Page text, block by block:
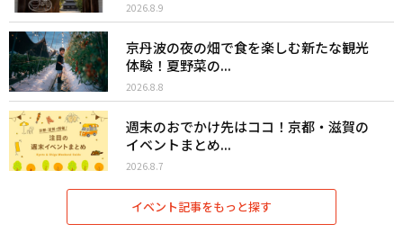
2026.8.9
京丹波の夜の畑で食を楽しむ新たな観光
体験！夏野菜の...
2026.8.8
週末のおでかけ先はココ！京都・滋賀の
イベントまとめ...
2026.8.7
イベント記事をもっと探す